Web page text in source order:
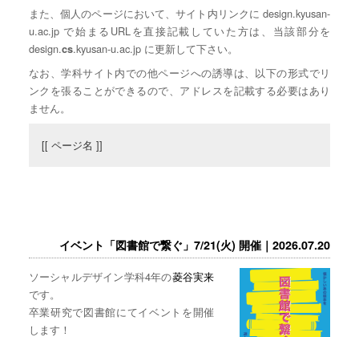
また、個人のページにおいて、サイト内リンクに design.kyusan-
u.ac.jp で始まるURLを直接記載していた方は、当該部分を
design.cs.kyusan-u.ac.jp に更新して下さい。
なお、学科サイト内での他ページへの誘導は、以下の形式でリ
ンクを張ることができるので、アドレスを記載する必要はあり
ません。
[[ ページ名 ]]
イベント「図書館で繋ぐ」7/21(火) 開催｜2026.07.20
ソーシャルデザイン学科4年の菱谷実来
です。
卒業研究で図書館にてイベントを開催
します！